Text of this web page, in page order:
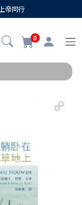
帝同行
0